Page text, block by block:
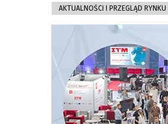
AKTUALNOŚCI I PRZEGLĄD RYNKU